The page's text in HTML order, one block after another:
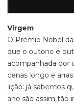
Virgem
O Prémio Nobel
que o outono é
acompanhada por
cenas longo e
lição: já sabemos
ano são assim tão